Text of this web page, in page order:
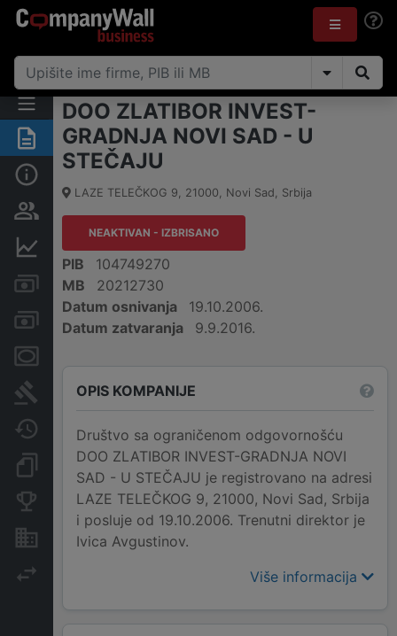
Rezime
Finansijski podaci
Kreditni limit kompanije
Računi i blokade
Sudski sporovi
Javne nabavke
Dokumenti i objave
Konkurentske kompanije
Nekretnine i imovina
DOO ZLATIBOR INVEST-
GRADNJA NOVI SAD - U
STEČAJU
LAZE TELEČKOG 9, 21000, Novi Sad, Srbija
NEAKTIVAN - IZBRISANO
PIB
104749270
MB
20212730
Datum osnivanja
19.10.2006.
Datum zatvaranja
9.9.2016.
OPIS KOMPANIJE
Društvo sa ograničenom odgovornošću
DOO ZLATIBOR INVEST-GRADNJA NOVI
SAD - U STEČAJU je registrovano na adresi
LAZE TELEČKOG 9, 21000, Novi Sad, Srbija
i posluje od 19.10.2006. Trenutni direktor je
Ivica Avgustinov.
Više informacija